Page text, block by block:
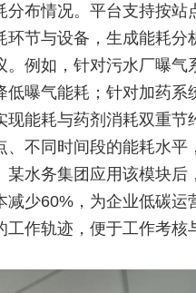
布情况。平台支持按站
节与设备，生成能耗分
例如，针对污水厂曝气
曝气能耗；针对加药系
能耗与药剂消耗双重节
不同时间段的能耗水平
水务集团应用该模块后
少60%，为企业低碳运
作轨迹，便于工作考核